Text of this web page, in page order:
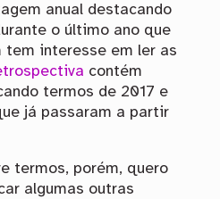
anual destacando
o último ano que
tem interesse em ler as
contém
termos de 2017 e
já passaram a partir
termos, porém, quero
algumas outras